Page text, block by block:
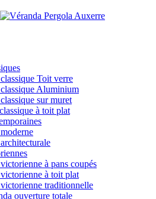
Toit verre
Aluminium
sur muret
à toit plat
à pans coupés
à toit plat
traditionnelle
ouverture totale